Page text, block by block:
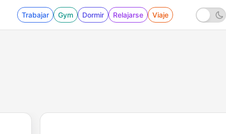
Trabajar Gym Dormir Relajarse Viaje